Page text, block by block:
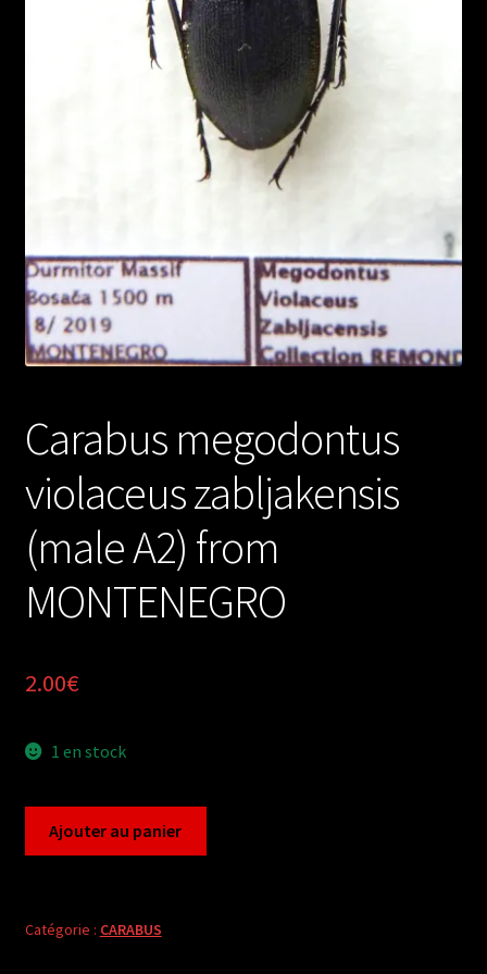
Carabus megodontus
violaceus zabljakensis
(male A2) from
MONTENEGRO
2.00€
1 en stock
violaceus
Ajouter au panier
Catégorie : CARABUS